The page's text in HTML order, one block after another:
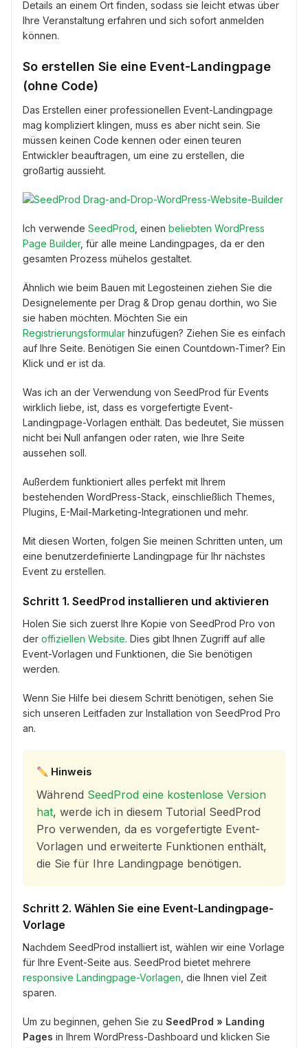
Details an einem Ort finden, sodass sie leicht etwas über
Ihre Veranstaltung erfahren und sich sofort anmelden
können.
So erstellen Sie eine Event-Landingpage
(ohne Code)
Das Erstellen einer professionellen Event-Landingpage
mag kompliziert klingen, muss es aber nicht sein. Sie
müssen keinen Code kennen oder einen teuren
Entwickler beauftragen, um eine zu erstellen, die
großartig aussieht.
Ich verwende SeedProd, einen beliebten WordPress
Page Builder, für alle meine Landingpages, da er den
gesamten Prozess mühelos gestaltet.
Ähnlich wie beim Bauen mit Legosteinen ziehen Sie die
Designelemente per Drag & Drop genau dorthin, wo Sie
sie haben möchten. Möchten Sie ein
Registrierungsformular hinzufügen? Ziehen Sie es einfach
auf Ihre Seite. Benötigen Sie einen Countdown-Timer? Ein
Klick und er ist da.
Was ich an der Verwendung von SeedProd für Events
wirklich liebe, ist, dass es vorgefertigte Event-
Landingpage-Vorlagen enthält. Das bedeutet, Sie müssen
nicht bei Null anfangen oder raten, wie Ihre Seite
aussehen soll.
Außerdem funktioniert alles perfekt mit Ihrem
bestehenden WordPress-Stack, einschließlich Themes,
Plugins, E-Mail-Marketing-Integrationen und mehr.
Mit diesen Worten, folgen Sie meinen Schritten unten, um
eine benutzerdefinierte Landingpage für Ihr nächstes
Event zu erstellen.
Schritt 1. SeedProd installieren und aktivieren
Holen Sie sich zuerst Ihre Kopie von SeedProd Pro von
der offiziellen Website. Dies gibt Ihnen Zugriff auf alle
Event-Vorlagen und Funktionen, die Sie benötigen
werden.
Wenn Sie Hilfe bei diesem Schritt benötigen, sehen Sie
sich unseren Leitfaden zur Installation von SeedProd Pro
an.
Hinweis
Während SeedProd eine kostenlose Version
hat, werde ich in diesem Tutorial SeedProd
Pro verwenden, da es vorgefertigte Event-
Vorlagen und erweiterte Funktionen enthält,
die Sie für Ihre Landingpage benötigen.
Schritt 2. Wählen Sie eine Event-Landingpage-
Vorlage
Nachdem SeedProd installiert ist, wählen wir eine Vorlage
für Ihre Event-Seite aus. SeedProd bietet mehrere
responsive Landingpage-Vorlagen, die Ihnen viel Zeit
sparen.
Um zu beginnen, gehen Sie zu SeedProd » Landing
Pages in Ihrem WordPress-Dashboard und klicken Sie